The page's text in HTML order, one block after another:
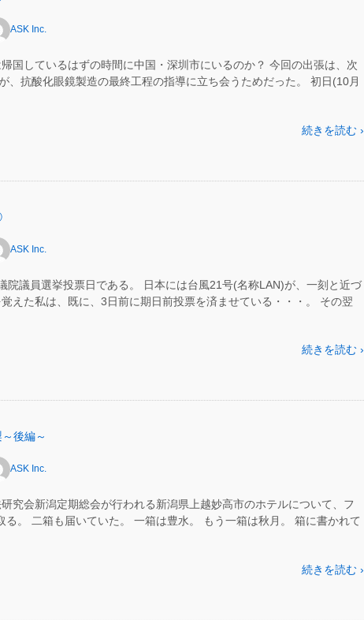
ASK Inc.
国しているはずの時間に中国・深圳市にいるのか？ 今回の出張は、次
、抗酸化眼鏡製造の最終工程の指導に立ち会うためだった。 初日(10月
続きを読む ›
ASK Inc.
院議員選挙投票日である。 日本には台風21号(名称LAN)が、一刻と近づ
えた私は、既に、3日前に期日前投票を済ませている・・・。 その翌
続きを読む ›
後編～
ASK Inc.
究会新潟定期総会が行われる新潟県上越妙高市のホテルについて、フ
る。 二箱も届いていた。 一箱は豊水。 もう一箱は秋月。 箱に書かれて
続きを読む ›